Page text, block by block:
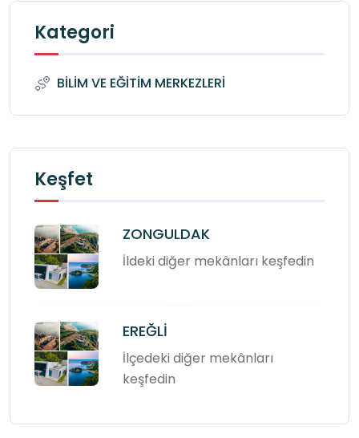
Kategori
BİLİM VE EĞİTİM MERKEZLERİ
Keşfet
ZONGULDAK
İldeki diğer mekânları keşfedin
EREĞLİ
İlçedeki diğer mekânları
keşfedin